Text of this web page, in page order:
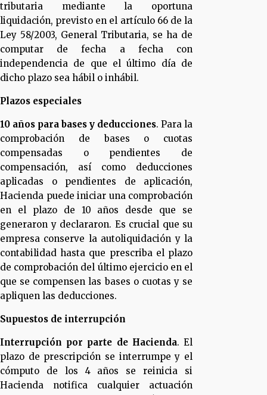
tributaria mediante la oportuna
liquidación, previsto en el artículo 66 de la
Ley 58/2003, General Tributaria, se ha de
computar de fecha a fecha con
independencia de que el último día de
dicho plazo sea hábil o inhábil.
Plazos especiales
10 años para bases y deducciones. Para la
comprobación de bases o cuotas
compensadas o pendientes de
compensación, así como deducciones
aplicadas o pendientes de aplicación,
Hacienda puede iniciar una comprobación
en el plazo de 10 años desde que se
generaron y declararon. Es crucial que su
empresa conserve la autoliquidación y la
contabilidad hasta que prescriba el plazo
de comprobación del último ejercicio en el
que se compensen las bases o cuotas y se
apliquen las deducciones.
Supuestos de interrupción
Interrupción por parte de Hacienda. El
plazo de prescripción se interrumpe y el
cómputo de los 4 años se reinicia si
Hacienda notifica cualquier actuación